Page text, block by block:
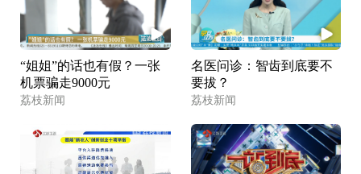
“姐姐”的话也有假？一张
机票骗走9000元
荔枝新闻
名医问诊：智齿到底要不
要拔？
荔枝新闻